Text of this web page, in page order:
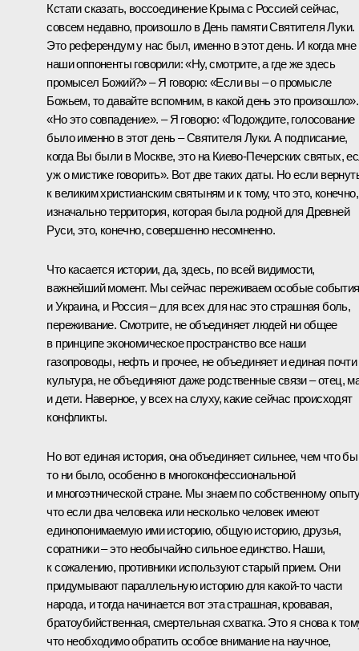
Кстати сказать, воссоединение Крыма с Россией сейчас,
совсем недавно, произошло в День памяти Святителя Луки.
Это референдум у нас был, именно в этот день. И когда мне
наши оппоненты говорили: «Ну, смотрите, а где же здесь
промысел Божий?» – Я говорю: «Если вы – о промысле
Божьем, то давайте вспомним, в какой день это
«Но это совпадение». – Я говорю: «Подождите, голосование
было именно в этот день – Святителя Луки. А подписание,
когда Вы были в Москве, это на Киево-Печерских святых,
уж о мистике говорить». Вот две таких даты. Но если
к великим христианским святыням и к тому, что это, конечно,
изначально территория, которая была родной для Древней
Руси, это, конечно, совершенно несомненно.
Что касается истории, да, здесь, по всей видимости,
важнейший момент. Мы сейчас переживаем особые
и Украина, и Россия – для всех для нас это страшная боль,
переживание. Смотрите, не объединяет людей ни общее
в принципе экономическое пространство все наши
газопроводы, нефть и прочее, не объединяет и единая почти
культура, не объединяют даже родственные связи – отец,
и дети. Наверное, у всех на слуху, какие сейчас происходят
конфликты.
Но вот единая история, она объединяет сильнее, чем что бы
то ни было, особенно в многоконфессиональной
и многоэтнической стране. Мы знаем по собственному
что если два человека или несколько человек имеют
единопонимаемую ими историю, общую историю, друзья,
соратники – это необычайно сильное единство. Наши,
к сожалению, противники используют старый прием. Они
придумывают параллельную историю для какой‑то части
народа, и тогда начинается вот эта страшная, кровавая,
братоубийственная, смертельная схватка. Это я снова к
что необходимо обратить особое внимание на научное,